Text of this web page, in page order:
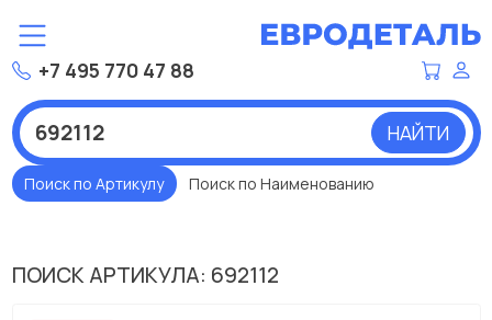
+7 495 770 47 88
НАЙТИ
Поиск по Артикулу Поиск по Наименованию
ПОИСК АРТИКУЛА: 692112